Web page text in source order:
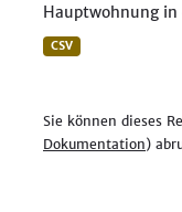
Hauptwohnung in
CSV
Sie können dieses
Dokumentation)